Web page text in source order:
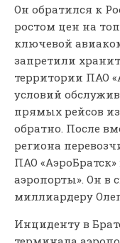
Он обратился к
ростом цен на
ключевой
запретили
территории ПАО
условий
прямых рейсов
обратно. После
региона
ПАО
аэропорты». Он в
миллиардеру
Инциденту в